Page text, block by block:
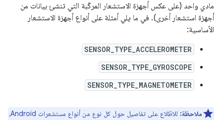
مادي واحد (على عكس أجهزة الاستشعار المركّبة التي تنشئ بيانات من
أجهزة استشعار أخرى). في ما يلي أمثلة على أنواع أجهزة الاستشعار
الأساسية:
SENSOR_TYPE_ACCELEROMETER
SENSOR_TYPE_GYROSCOPE
SENSOR_TYPE_MAGNETOMETER
ملاحظة:
للاطّلاع على تفاصيل حول كل نوع من أنواع مستشعرات Android،